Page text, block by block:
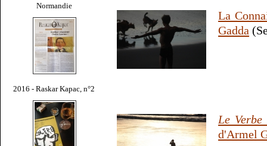
Normandie
2016 - Raskar Kapac, n°2
La
Gadda
Le
d'Armel